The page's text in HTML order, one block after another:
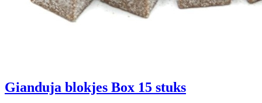
Gianduja blokjes Box 15 stuks